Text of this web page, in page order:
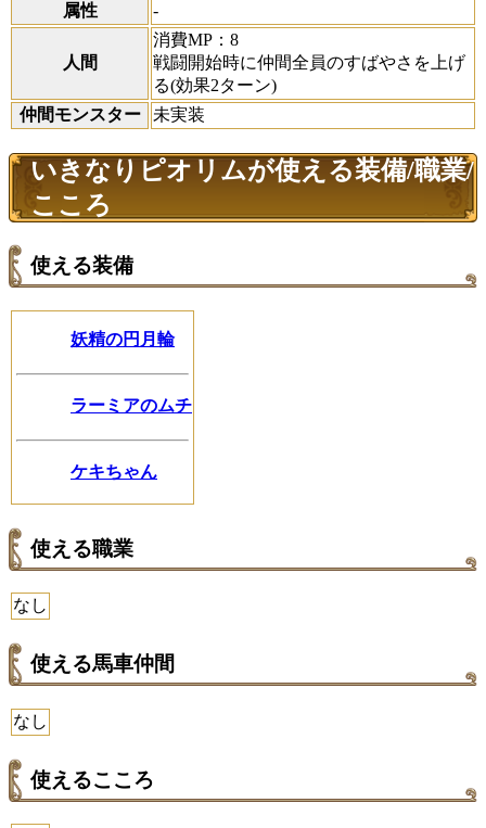
属性 -
人間
消費MP：8
戦闘開始時に仲間全員のすばやさを上げ
る(効果2ターン)
仲間モンスター
未実装
いきなりピオリムが使える装備/職業/
こころ
使える装備
妖精の円月輪
ラーミアのムチ
ケキちゃん
使える職業
なし
使える馬車仲間
なし
使えるこころ